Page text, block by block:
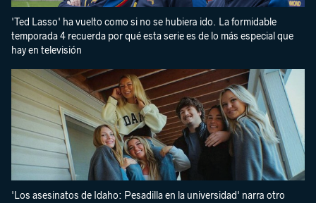
'Ted Lasso' ha vuelto como si no se hubiera ido. La formidable
temporada 4 recuerda por qué esta serie es de lo más especial que
hay en televisión
'Los asesinatos de Idaho: Pesadilla en la universidad' narra otro